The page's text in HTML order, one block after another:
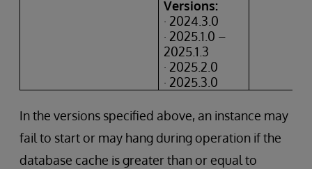
Versions:
· 2024.3.0
· 2025.1.0 –
2025.1.3
· 2025.2.0
· 2025.3.0
In the versions specified above, an instance may
fail to start or may hang during operation if the
database cache is greater than or equal to